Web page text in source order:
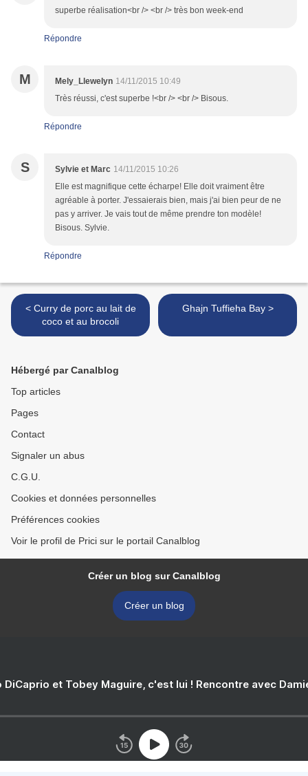
superbe réalisation<br /> <br /> très bon week-end
Répondre
M Mely_Llewelyn 14/11/2015 10:49
Très réussi, c'est superbe !<br /> <br /> Bisous.
Répondre
S Sylvie et Marc 14/11/2015 10:26
Elle est magnifique cette écharpe! Elle doit vraiment être
agréable à porter. J'essaierais bien, mais j'ai bien peur de ne
pas y arriver. Je vais tout de même prendre ton modèle!
Bisous. Sylvie.
Répondre
< Curry de porc au lait de
coco et au brocoli
Ghajn Tuffieha Bay >
Hébergé par Canalblog
Top articles
Pages
Contact
Signaler un abus
C.G.U.
Cookies et données personnelles
Préférences cookies
Voir le profil de Prici sur le portail Canalblog
Créer un blog sur Canalblog
Créer un blog
DiCaprio et Tobey Maguire, c'est lui ! Rencontre avec